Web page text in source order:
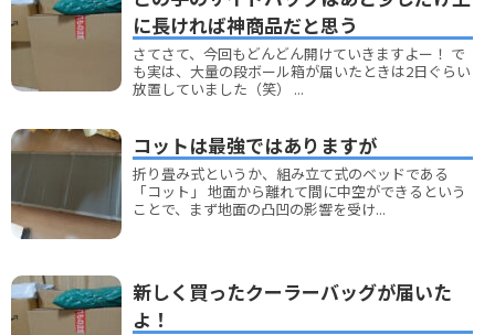
に長ければ神商品だと思う
さてさて、今回もどんどん開けていきますよー！ で
も実は、大量の段ボール箱が届いたときは2日ぐらい
放置していました（笑） ...
コットは最強ではありますが
折り畳み式というか、組み立て式のベッドである
「コット」 地面から離れて間に中空ができるという
ことで、まず地面の凸凹の影響を受け...
新しく買ったクーラーバッグが届いた
よ！